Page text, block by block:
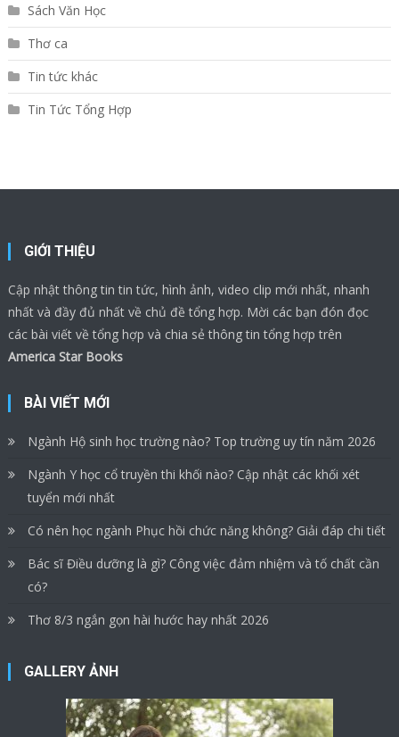
Sách Văn Học
Thơ ca
Tin tức khác
Tin Tức Tổng Hợp
GIỚI THIỆU
Cập nhật thông tin tin tức, hình ảnh, video clip mới nhất, nhanh
nhất và đầy đủ nhất về chủ đề tổng hợp. Mời các bạn đón đọc
các bài viết về tổng hợp và chia sẻ thông tin tổng hợp trên
America Star Books
BÀI VIẾT MỚI
Ngành Hộ sinh học trường nào? Top trường uy tín năm 2026
Ngành Y học cổ truyền thi khối nào? Cập nhật các khối xét
tuyển mới nhất
Có nên học ngành Phục hồi chức năng không? Giải đáp chi tiết
Bác sĩ Điều dưỡng là gì? Công việc đảm nhiệm và tố chất cần
có?
Thơ 8/3 ngắn gọn hài hước hay nhất 2026
GALLERY ẢNH